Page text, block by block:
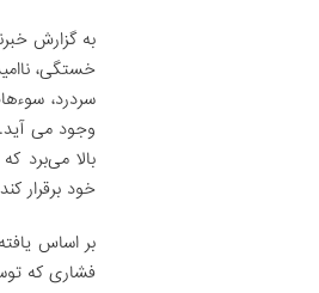
به گزارش
خستگی،
سردرد،
وجود می
بالا می‌برد
خود برقرار
بر اساس
فشاری که